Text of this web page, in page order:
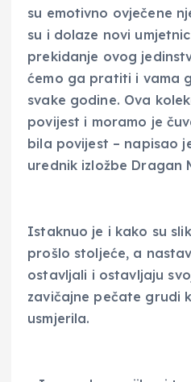
su emotivno ovječene
su i dolaze novi
prekidanje ovog
ćemo ga pratiti i vama
svake godine. Ova
povijest i moramo je
bila povijest – napisao
urednik izložbe Dragan
Istaknuo je i kako su
prošlo stoljeće, a
ostavljali i ostavljaju
zavičajne pečate grudi
usmjerila.